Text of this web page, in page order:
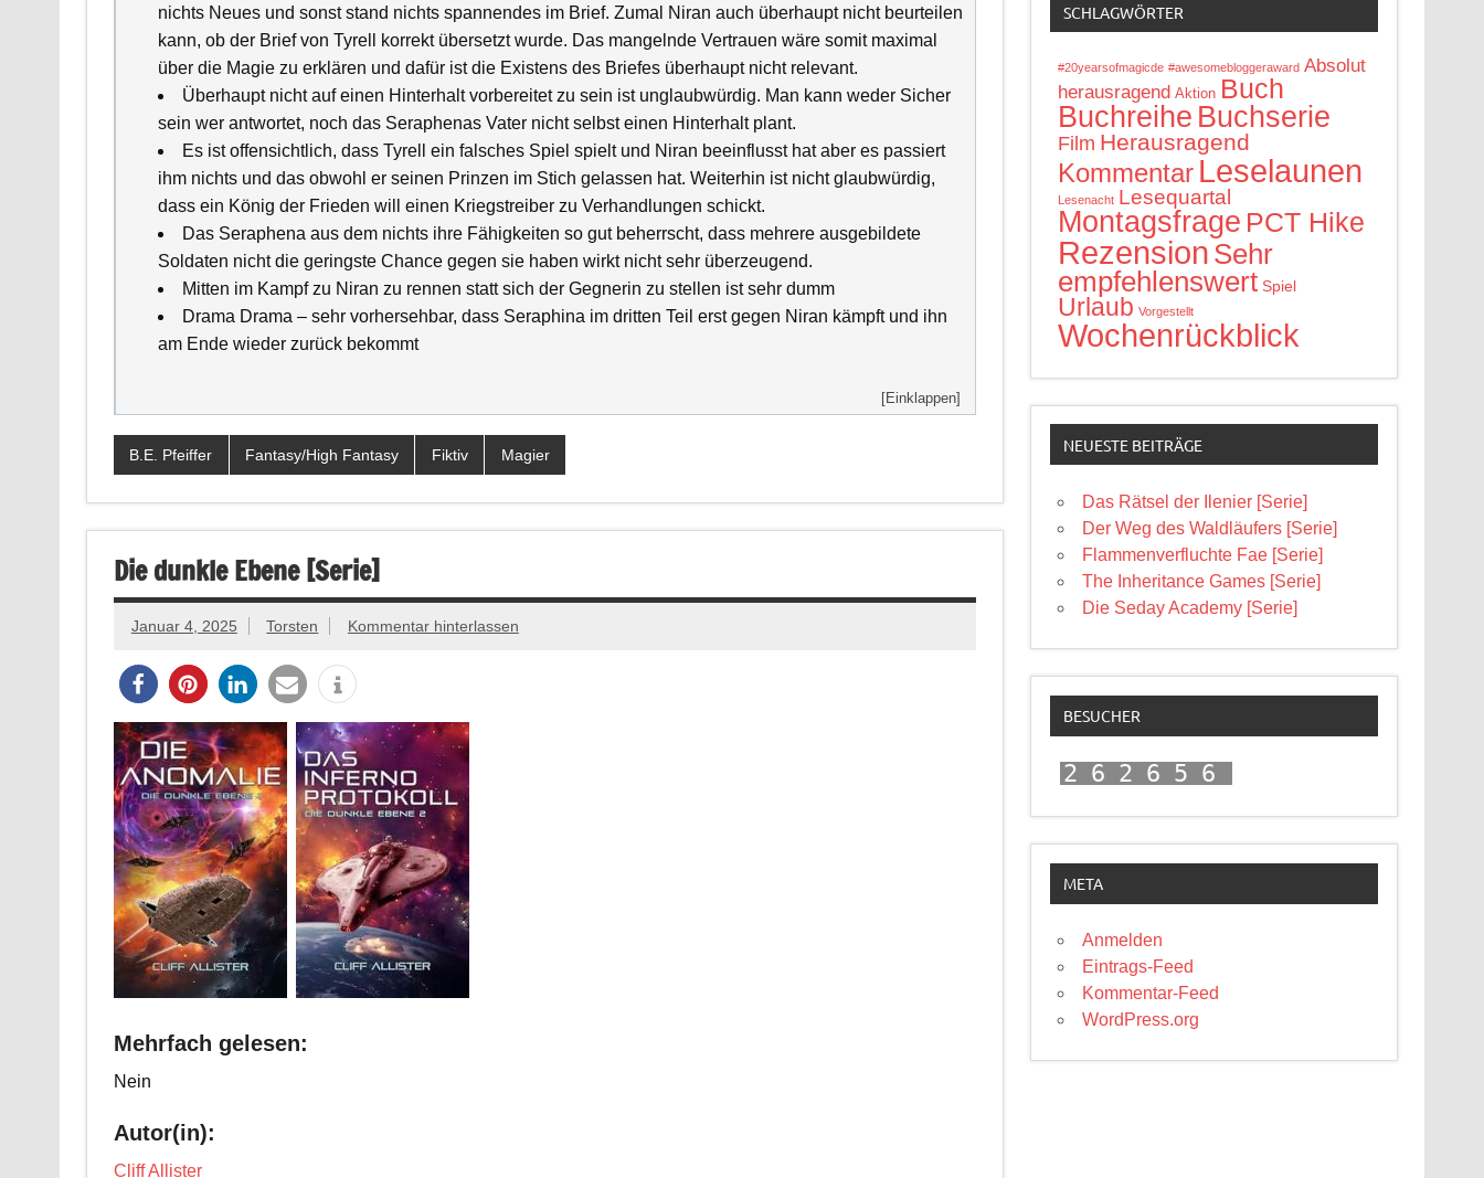
nichts Neues und sonst stand nichts spannendes im Brief. Zumal Niran auch überhaupt nicht beurteilen
kann, ob der Brief von Tyrell korrekt übersetzt wurde. Das mangelnde Vertrauen wäre somit maximal
über die Magie zu erklären und dafür ist die Existens des Briefes überhaupt nicht relevant.
Überhaupt nicht auf einen Hinterhalt vorbereitet zu sein ist unglaubwürdig. Man kann weder Sicher
sein wer antwortet, noch das Seraphenas Vater nicht selbst einen Hinterhalt plant.
Es ist offensichtlich, dass Tyrell ein falsches Spiel spielt und Niran beeinflusst hat aber es passiert
ihm nichts und das obwohl er seinen Prinzen im Stich gelassen hat. Weiterhin ist nicht glaubwürdig,
dass ein König der Frieden will einen Kriegstreiber zu Verhandlungen schickt.
Das Seraphena aus dem nichts ihre Fähigkeiten so gut beherrscht, dass mehrere ausgebildete
Soldaten nicht die geringste Chance gegen sie haben wirkt nicht sehr überzeugend.
Mitten im Kampf zu Niran zu rennen statt sich der Gegnerin zu stellen ist sehr dumm
Drama Drama – sehr vorhersehbar, dass Seraphina im dritten Teil erst gegen Niran kämpft und ihn
am Ende wieder zurück bekommt
[Einklappen]
B.E. Pfeiffer Fantasy/High Fantasy Fiktiv Magier
Die dunkle Ebene [Serie]
Januar 4, 2025 Torsten Kommentar hinterlassen
Mehrfach gelesen:
Nein
Autor(in):
Cliff Allister
SCHLAGWÖRTER
#20yearsofmagicde #awesomebloggeraward Absolut
herausragend Aktion Buch
Buchreihe Buchserie
Film Herausragend
Kommentar Leselaunen
Lesenacht Lesequartal
Montagsfrage PCT Hike
Rezension Sehr
empfehlenswert Spiel
Urlaub Vorgestellt
Wochenrückblick
NEUESTE BEITRÄGE
Das Rätsel der Ilenier [Serie]
Der Weg des Waldläufers [Serie]
Flammenverfluchte Fae [Serie]
The Inheritance Games [Serie]
Die Seday Academy [Serie]
BESUCHER
262656
META
Anmelden
Eintrags-Feed
Kommentar-Feed
WordPress.org